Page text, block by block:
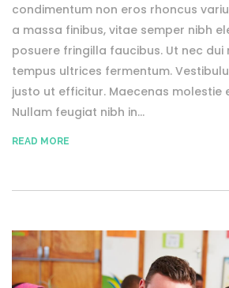
condimentum non eros rhoncus
a massa finibus, vitae semper nibh
posuere fringilla faucibus. Ut nec dui
tempus ultrices fermentum.
justo ut efficitur. Maecenas molestie
Nullam feugiat nibh in...
READ MORE